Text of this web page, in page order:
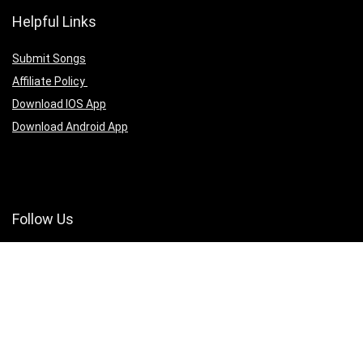
Helpful Links
Submit Songs
Affiliate Policy
Download IOS App
Download Android App
Follow Us